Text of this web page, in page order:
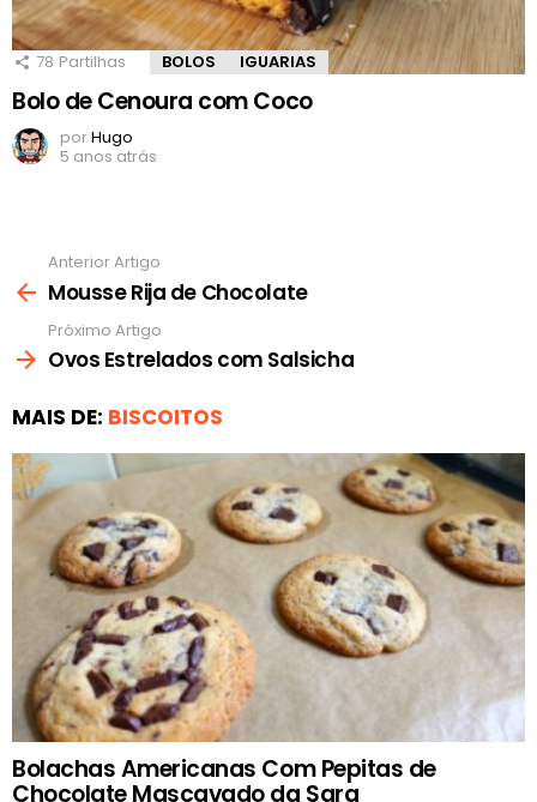
78 Partilhas BOLOS IGUARIAS
Bolo de Cenoura com Coco
porHugo
5 anos atrás
mais
Anterior Artigo
Mousse Rija de Chocolate
Próximo Artigo
Ovos Estrelados com Salsicha
MAIS DE: BISCOITOS
Bolachas Americanas Com Pepitas de
Chocolate Mascavado da Sara